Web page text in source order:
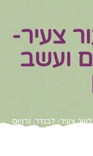
צעיר-
ועשב
צעיר- לבנדר, גרניום